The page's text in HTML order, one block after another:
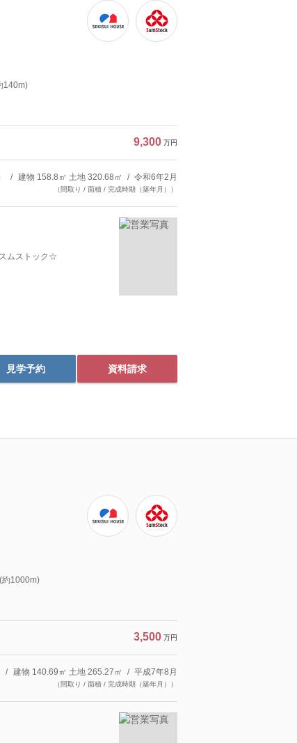
140m)
9,300 万円
建物 158.8㎡ 土地 320.68㎡ 令和6年2月
（間取り / 面積 / 完成時期（築年月））
ムストック☆
見学予約 資料請求
約1000m)
3,500 万円
建物 140.69㎡ 土地 265.27㎡ 平成7年8月
（間取り / 面積 / 完成時期（築年月））